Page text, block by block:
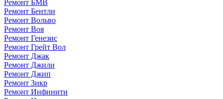
Ремонт БМВ
Ремонт Бентли
Ремонт Вольво
Ремонт Воя
Ремонт Генезис
Ремонт Грейт Вол
Ремонт Джак
Ремонт Джили
Ремонт Джип
Ремонт Зикр
Ремонт Инфинити